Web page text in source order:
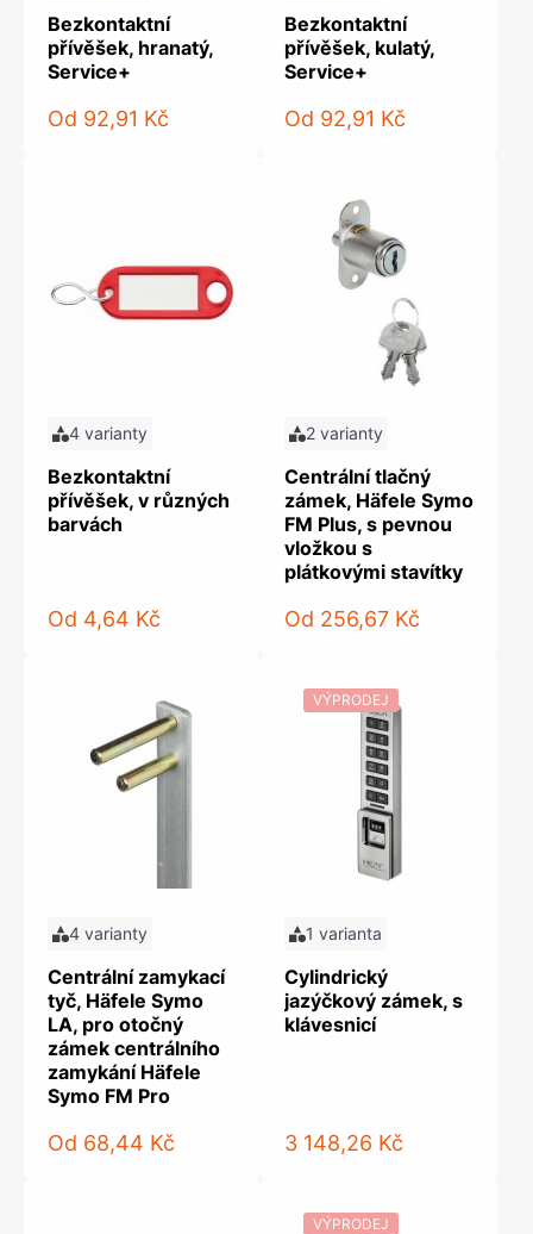
Bezkontaktní
přívěšek, hranatý,
Service+
Od 92,91 Kč
Bezkontaktní
přívěšek, kulatý,
Service+
Od 92,91 Kč
4 varianty
Bezkontaktní
přívěšek, v různých
barvách
Od 4,64 Kč
2 varianty
Centrální tlačný
zámek, Häfele Symo
FM Plus, s pevnou
vložkou s
plátkovými stavítky
Od 256,67 Kč
4 varianty
Centrální zamykací
tyč, Häfele Symo
LA, pro otočný
zámek centrálního
zamykání Häfele
Symo FM Pro
Od 68,44 Kč
VÝPRODEJ
1 varianta
Cylindrický
jazýčkový zámek, s
klávesnicí
3 148,26 Kč
VÝPRODEJ